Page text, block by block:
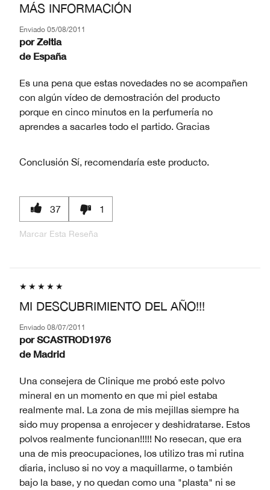
MÁS INFORMACIÓN
Enviado 05/08/2011
por Zeltia
de España
Es una pena que estas novedades no se acompañen
con algún vídeo de demostración del producto
porque en cinco minutos en la perfumería no
aprendes a sacarles todo el partido. Gracias
Conclusión Sí, recomendaría este producto.
37 1
Marcar Esta Reseña
MI DESCUBRIMIENTO DEL AÑO!!!
Enviado 08/07/2011
por SCASTROD1976
de Madrid
Una consejera de Clinique me probó este polvo
mineral en un momento en que mi piel estaba
realmente mal. La zona de mis mejillas siempre ha
sido muy propensa a enrojecer y deshidratarse. Estos
polvos realmente funcionan!!!!! No resecan, que era
una de mis preocupaciones, los utilizo tras mi rutina
diaria, incluso si no voy a maquillarme, o también
bajo la base, y no quedan como una "plasta" ni se